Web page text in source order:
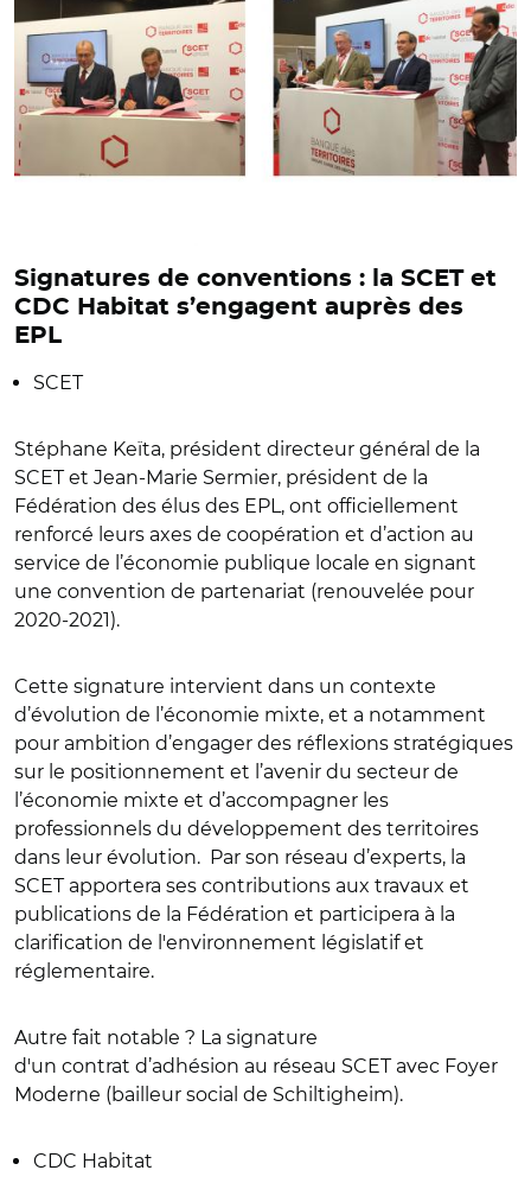
Signatures de conventions : la SCET et
CDC Habitat s’engagent auprès des
EPL
SCET
Stéphane Keïta, président directeur général de la
SCET et Jean-Marie Sermier, président de la
Fédération des élus des EPL, ont officiellement
renforcé leurs axes de coopération et d’action au
service de l’économie publique locale en signant
une convention de partenariat (renouvelée pour
2020-2021).
Cette signature intervient dans un contexte
d’évolution de l’économie mixte, et a notamment
pour ambition d’engager des réflexions stratégiques
sur le positionnement et l’avenir du secteur de
l’économie mixte et d’accompagner les
professionnels du développement des territoires
dans leur évolution. Par son réseau d’experts, la
SCET apportera ses contributions aux travaux et
publications de la Fédération et participera à la
clarification de l'environnement législatif et
réglementaire.
Autre fait notable ? La signature
d'un contrat d’adhésion au réseau SCET avec Foyer
Moderne (bailleur social de Schiltigheim).
CDC Habitat